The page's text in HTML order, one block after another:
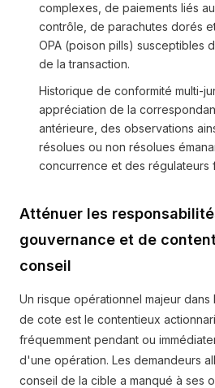
complexes, de paiements liés
contrôle, de parachutes dorés
OPA (poison pills) susceptibles
de la transaction.
Historique de conformité multi-
appréciation de la
antérieure, des observations
résolues ou non résolues
concurrence et des régulateurs
Atténuer les
gouvernance et de
conseil
Un risque opérationnel majeur
de cote est le contentieux
fréquemment pendant ou
d'une opération. Les demandeurs
conseil de la cible a manqué à ses